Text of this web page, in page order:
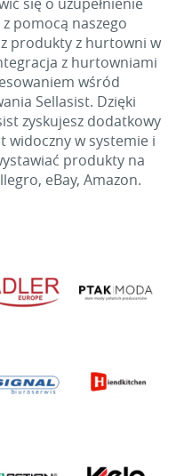
pomocą naszego
produkty z hurtowni w
z hurtowniami
wśród
Sellasist. Dzięki
zyskujesz dodatkowy
widoczny w systemie i
produkty na
eBay, Amazon.